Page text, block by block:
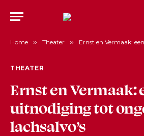
Home » Theater » Ernst en Vermaak: een
THEATER
Ernst en Vermaak:
uitnodiging tot
lachsalvo’s